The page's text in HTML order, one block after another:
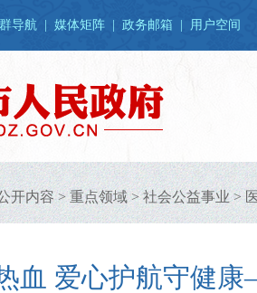
导航 媒体矩阵 政务邮箱 用户空间
开内容>重点领域>社会公益事业>
血 爱心护航守健